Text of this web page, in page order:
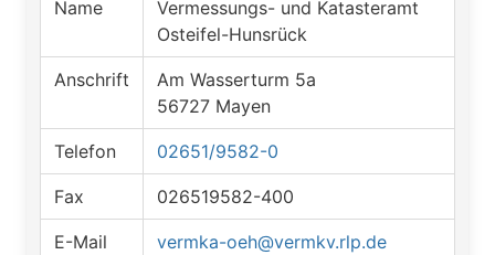
Name
Vermessungs- und Katasteramt
Osteifel-Hunsrück
Anschrift
Am Wasserturm 5a
56727 Mayen
Telefon 02651/9582-0
Fax 026519582-400
E-Mail vermka-oeh@vermkv.rlp.de